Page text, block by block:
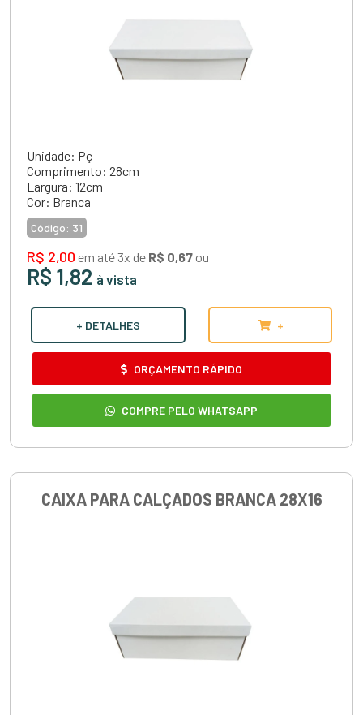
Unidade: Pç
Comprimento: 28cm
Largura: 12cm
Cor: Branca
Código: 31
R$ 2,00 em até 3x de R$ 0,67 ou
R$ 1,82 à vista
+ DETALHES +
ORÇAMENTO RÁPIDO
COMPRE PELO WHATSAPP
CAIXA PARA CALÇADOS BRANCA 28X16